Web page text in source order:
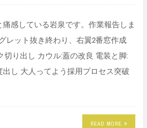
感している岩泉です。作業報告しま
レット抜き終わり、右翼2番窓作成
切り出し カウル:蓋の改良 電装と脚:
し 大人ってよう採用プロセス突破
READ MORE